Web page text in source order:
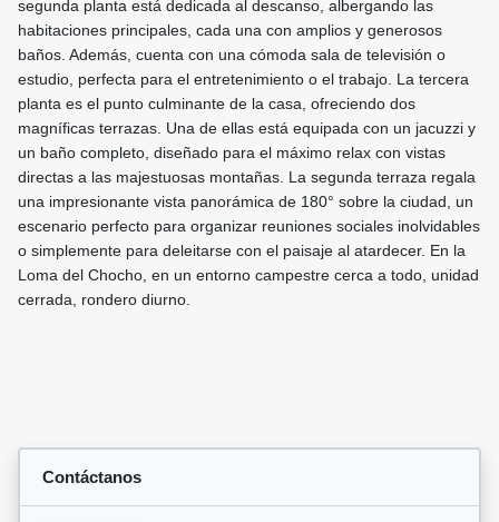
segunda planta está dedicada al descanso, albergando las
habitaciones principales, cada una con amplios y generosos
baños. Además, cuenta con una cómoda sala de televisión o
estudio, perfecta para el entretenimiento o el trabajo. La tercera
planta es el punto culminante de la casa, ofreciendo dos
magníficas terrazas. Una de ellas está equipada con un jacuzzi y
un baño completo, diseñado para el máximo relax con vistas
directas a las majestuosas montañas. La segunda terraza regala
una impresionante vista panorámica de 180° sobre la ciudad, un
escenario perfecto para organizar reuniones sociales inolvidables
o simplemente para deleitarse con el paisaje al atardecer. En la
Loma del Chocho, en un entorno campestre cerca a todo, unidad
cerrada, rondero diurno.
Contáctanos